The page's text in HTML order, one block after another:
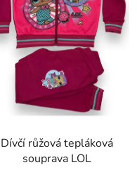
Dívčí růžová tepláková
souprava LOL